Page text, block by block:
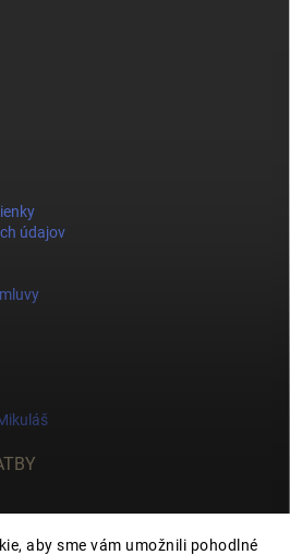
aby sme vám umožnili pohodlné
údajov